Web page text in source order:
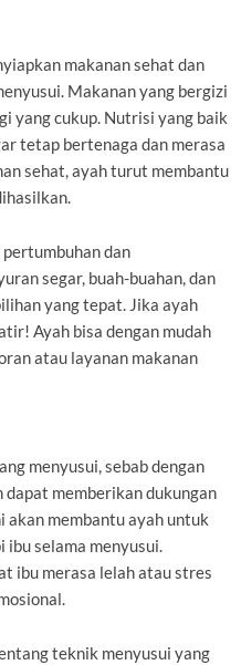
makanan sehat dan
Makanan yang bergizi
yang cukup. Nutrisi yang baik
tetap bertenaga dan merasa
sehat, ayah turut membantu
dan
segar, buah-buahan, dan
yang tepat. Jika ayah
Ayah bisa dengan mudah
atau layanan makanan
menyusui, sebab dengan
dapat memberikan dukungan
akan membantu ayah untuk
selama menyusui.
ibu merasa lelah atau stres
teknik menyusui yang